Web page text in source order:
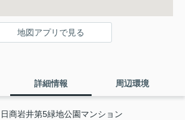
地図アプリで見る
詳細情報 周辺環境
日商岩井第5緑地公園マンション